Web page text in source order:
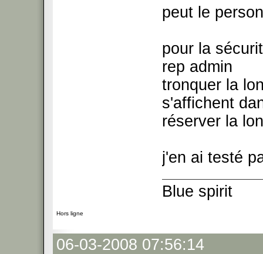
peut le
pour la
rep admin
tronquer la
s'affichent
réserver la
j'en ai testé
Blue spirit
Hors ligne
06-03-2008 07:56:14